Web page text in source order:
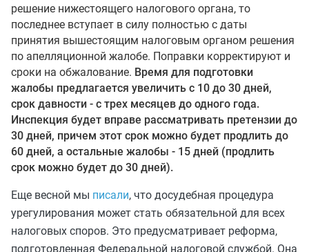
решение нижестоящего налогового органа, то
последнее вступает в силу полностью с даты
принятия вышестоящим налоговым органом решения
по апелляционной жалобе. Поправки корректируют и
сроки на обжалование. Время для подготовки
жалобы предлагается увеличить с 10 до 30 дней,
срок давности - с трех месяцев до одного года.
Инспекция будет вправе рассматривать претензии до
30 дней, причем этот срок можно будет продлить до
60 дней, а остальные жалобы - 15 дней (продлить
срок можно будет до 30 дней).
Еще весной мы писали, что досудебная процедура
урегулирования может стать обязательной для всех
налоговых споров. Это предусматривает реформа,
подготовленная Федеральной налоговой службой. Она